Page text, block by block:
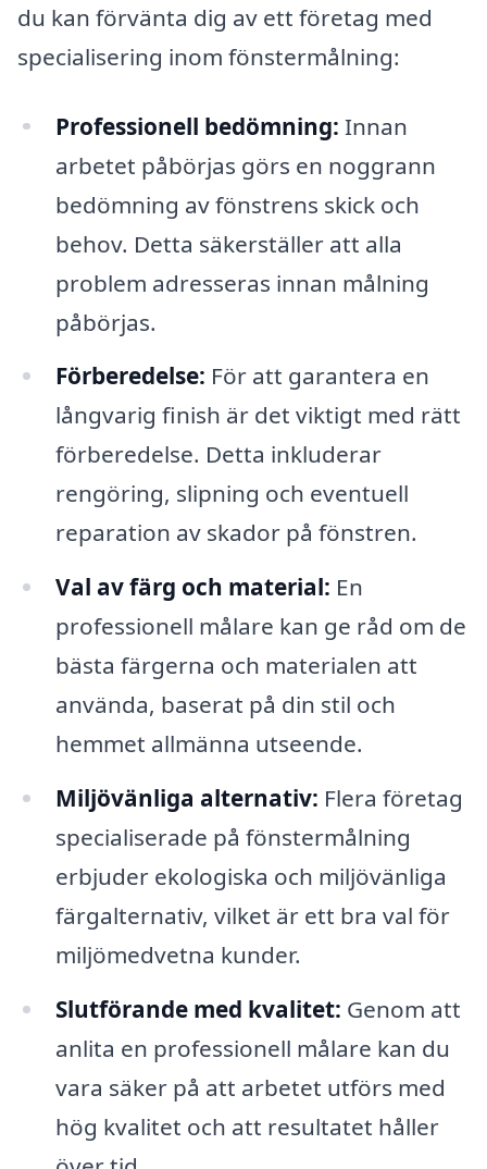
du kan förvänta dig av ett företag med
specialisering inom fönstermålning:
Professionell bedömning: Innan
arbetet påbörjas görs en noggrann
bedömning av fönstrens skick och
behov. Detta säkerställer att alla
problem adresseras innan målning
påbörjas.
Förberedelse: För att garantera en
långvarig finish är det viktigt med rätt
förberedelse. Detta inkluderar
rengöring, slipning och eventuell
reparation av skador på fönstren.
Val av färg och material: En
professionell målare kan ge råd om de
bästa färgerna och materialen att
använda, baserat på din stil och
hemmet allmänna utseende.
Miljövänliga alternativ: Flera företag
specialiserade på fönstermålning
erbjuder ekologiska och miljövänliga
färgalternativ, vilket är ett bra val för
miljömedvetna kunder.
Slutförande med kvalitet: Genom att
anlita en professionell målare kan du
vara säker på att arbetet utförs med
hög kvalitet och att resultatet håller